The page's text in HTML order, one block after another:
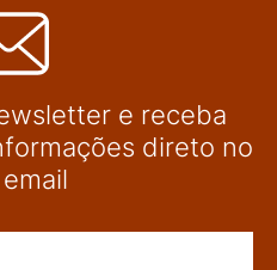
e receba
direto no